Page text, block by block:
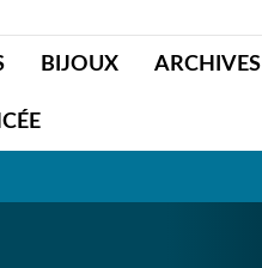
BIJOUX ARCHIVES